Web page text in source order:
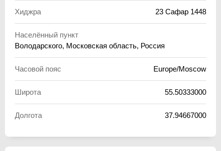
Хиджра 23 Сафар 1448
Населённый пункт
Володарского, Московская область, Россия
Часовой пояс Europe/Moscow
Широта 55.50333000
Долгота 37.94667000